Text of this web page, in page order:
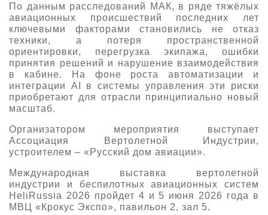
По данным расследований МАК, в ряде тяжёлых
авиационных происшествий последних лет
ключевыми факторами становились не отказ
техники, а потеря пространственной
ориентировки, перегрузка экипажа, ошибки
принятия решений и нарушение взаимодействия
в кабине. На фоне роста автоматизации и
интеграции AI в системы управления эти риски
приобретают для отрасли принципиально новый
масштаб.
Организатором мероприятия выступает
Ассоциация Вертолетной Индустрии,
устроителем – «Русский дом авиации».
Международная выставка вертолетной
индустрии и беспилотных авиационных систем
HeliRussia 2026 пройдет 4 и 5 июня 2026 года в
МВЦ «Крокус Экспо», павильон 2, зал 5.